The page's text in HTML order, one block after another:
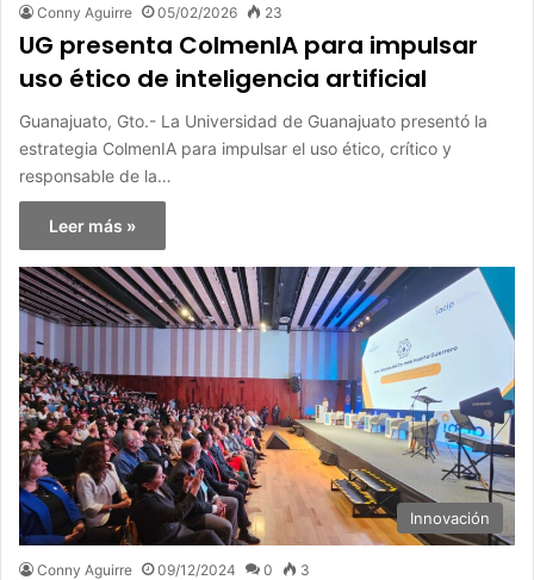
Conny Aguirre 05/02/2026 23
UG presenta ColmenIA para impulsar
uso ético de inteligencia artificial
Guanajuato, Gto.- La Universidad de Guanajuato presentó la
estrategia ColmenIA para impulsar el uso ético, crítico y
responsable de la…
Leer más »
Innovación
Conny Aguirre 09/12/2024 0 3